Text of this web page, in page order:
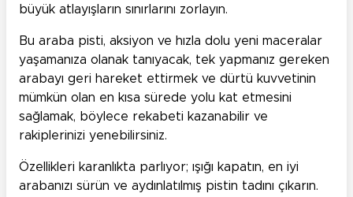
büyük atlayışların sınırlarını zorlayın.
Bu araba pisti, aksiyon ve hızla dolu yeni maceralar
yaşamanıza olanak tanıyacak, tek yapmanız gereken
arabayı geri hareket ettirmek ve dürtü kuvvetinin
mümkün olan en kısa sürede yolu kat etmesini
sağlamak, böylece rekabeti kazanabilir ve
rakiplerinizi yenebilirsiniz.
Özellikleri karanlıkta parlıyor; ışığı kapatın, en iyi
arabanızı sürün ve aydınlatılmış pistin tadını çıkarın.